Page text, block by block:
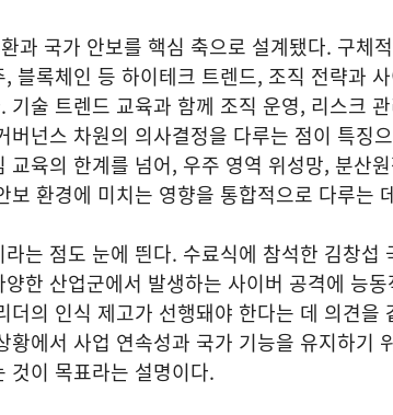
과 국가 안보를 핵심 축으로 설계됐다. 구체
블록체인 등 하이테크 트렌드, 조직 전략과
기술 트렌드 교육과 함께 조직 운영, 리스크
버넌스 차원의 의사결정을 다루는 점이 특징
교육의 한계를 넘어, 우주 영역 위성망, 분산
보 환경에 미치는 영향을 통합적으로 다루는
는 점도 눈에 띈다. 수료식에 참석한 김창섭
한 산업군에서 발생하는 사이버 공격에 능
더의 인식 제고가 선행돼야 한다는 데 의견을
황에서 사업 연속성과 국가 기능을 유지하기
것이 목표라는 설명이다.